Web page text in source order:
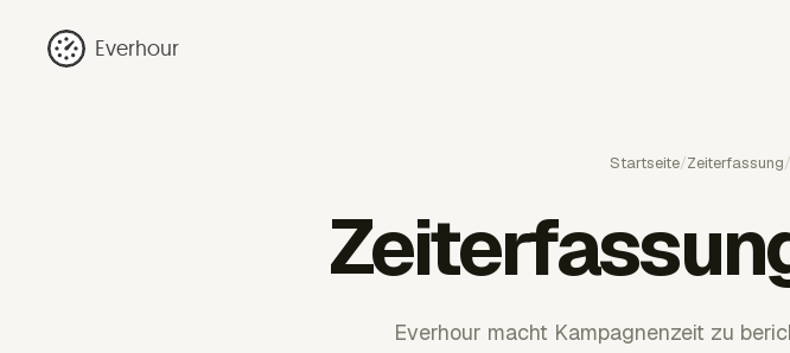
Everhour
Startseite/Zeiterfassung/
Everhour macht Kampagnenzeit zu